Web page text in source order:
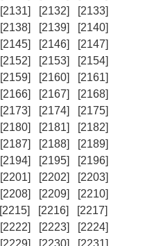
[2131] [2132]
[2133]
[2138] [2139]
[2140]
[2145] [2146]
[2147]
[2152] [2153]
[2154]
[2159] [2160]
[2161]
[2166] [2167]
[2168]
[2173] [2174]
[2175]
[2180] [2181]
[2182]
[2187] [2188]
[2189]
[2194] [2195]
[2196]
[2201] [2202]
[2203]
[2208] [2209]
[2210]
[2215] [2216]
[2217]
[2222] [2223]
[2224]
[2229] [2230]
[2231]